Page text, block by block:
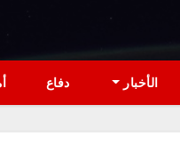
الأخبار دفاع